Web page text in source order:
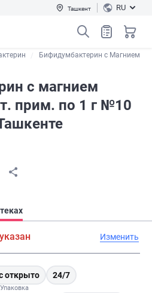
Ташкент RU
Бифидумбактерин с Магнием
с магнием
прим. по 1 г №10
Изменить
открыто 24/7
Упаковка